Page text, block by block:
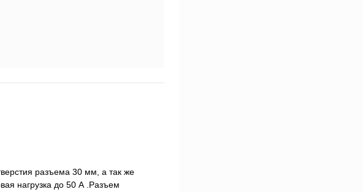
разъема 30 мм, а так же
нагрузка до 50 А .Разъем